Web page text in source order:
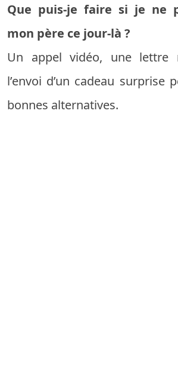
Que puis-je faire si je ne
mon père ce jour-là ?
Un appel vidéo, une lettre
l’envoi d’un cadeau surprise
bonnes alternatives.